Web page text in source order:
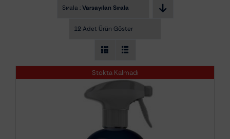
Sırala :Varsayılan Sıralama
12 Adet Ürün Göster
Stokta Kalmadı